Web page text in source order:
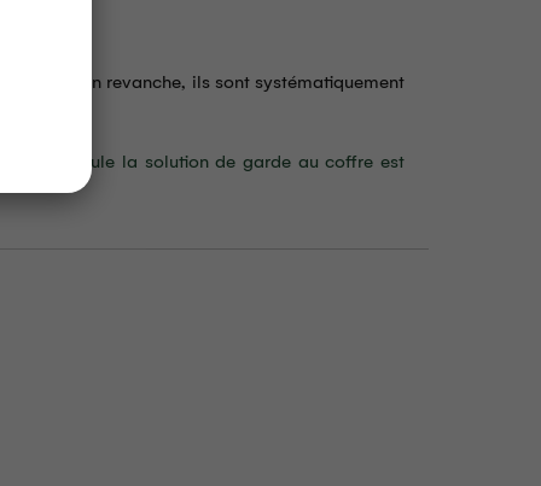
En revanche, ils sont systématiquement
Seule la solution de garde au coffre est